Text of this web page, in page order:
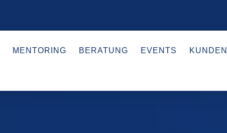
MENTORING BERATUNG EVENTS